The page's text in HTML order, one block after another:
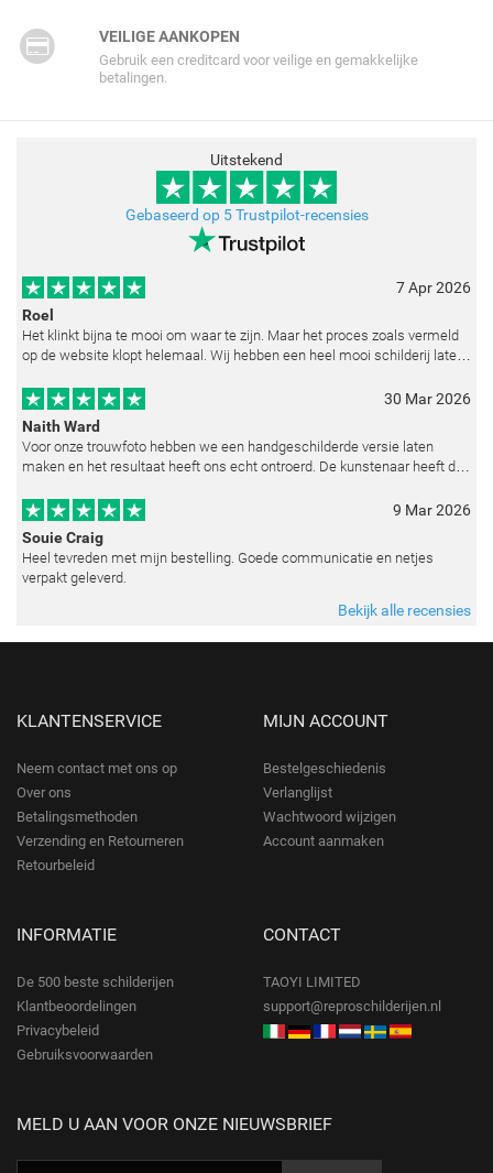
VEILIGE AANKOPEN
Gebruik een creditcard voor veilige en gemakkelijke
betalingen.
Uitstekend
Gebaseerd op 5 Trustpilot-recensies
7 Apr 2026
Roel
Het klinkt bijna te mooi om waar te zijn. Maar het proces zoals vermeld
op de website klopt helemaal. Wij hebben een heel mooi schilderij laten
30 Mar 2026
Naith Ward
Voor onze trouwfoto hebben we een handgeschilderde versie laten
maken en het resultaat heeft ons echt ontroerd. De kunstenaar heeft de
9 Mar 2026
Souie Craig
Heel tevreden met mijn bestelling. Goede communicatie en netjes
verpakt geleverd.
Bekijk alle recensies
KLANTENSERVICE
Neem contact met ons op
Over ons
Betalingsmethoden
Verzending en Retourneren
Retourbeleid
MIJN ACCOUNT
Bestelgeschiedenis
Verlanglijst
Wachtwoord wijzigen
Account aanmaken
INFORMATIE
De 500 beste schilderijen
Klantbeoordelingen
Privacybeleid
Gebruiksvoorwaarden
CONTACT
TAOYI LIMITED
support@reproschilderijen.nl
MELD U AAN VOOR ONZE NIEUWSBRIEF